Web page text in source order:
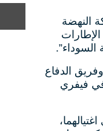
رئيس حركة النهضة
وفريق الدفاع
في فيفري